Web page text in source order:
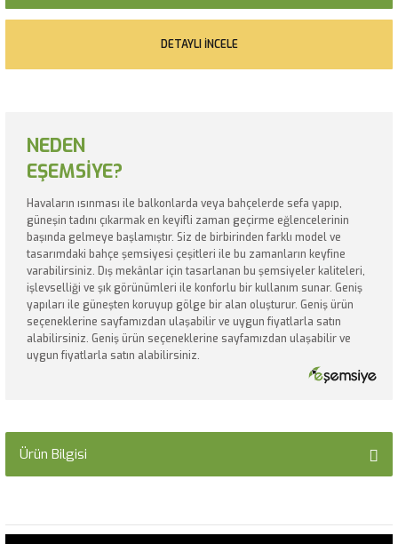
DETAYLI İNCELE
NEDEN
EŞEMSİYE?
Havaların ısınması ile balkonlarda veya bahçelerde sefa yapıp,
güneşin tadını çıkarmak en keyifli zaman geçirme eğlencelerinin
başında gelmeye başlamıştır. Siz de birbirinden farklı model ve
tasarımdaki bahçe şemsiyesi çeşitleri ile bu zamanların keyfine
varabilirsiniz. Dış mekânlar için tasarlanan bu şemsiyeler kaliteleri,
işlevselliği ve şık görünümleri ile konforlu bir kullanım sunar. Geniş
yapıları ile güneşten koruyup gölge bir alan oluşturur. Geniş ürün
seçeneklerine sayfamızdan ulaşabilir ve uygun fiyatlarla satın
alabilirsiniz. Geniş ürün seçeneklerine sayfamızdan ulaşabilir ve
uygun fiyatlarla satın alabilirsiniz.
Ürün Bilgisi